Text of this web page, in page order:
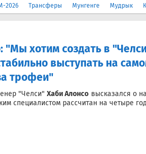
2026 Трансферы Мунгенге Мудрык
"Мы хотим создать в
выступать на
трофеи"
"Челси"Хаби Алонсо высказался о
специалистом рассчитан на четыре